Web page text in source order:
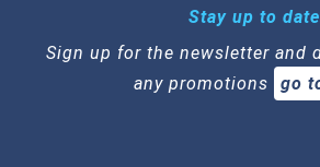
Stay up to
Sign up for the newsletter and
any promotions
go